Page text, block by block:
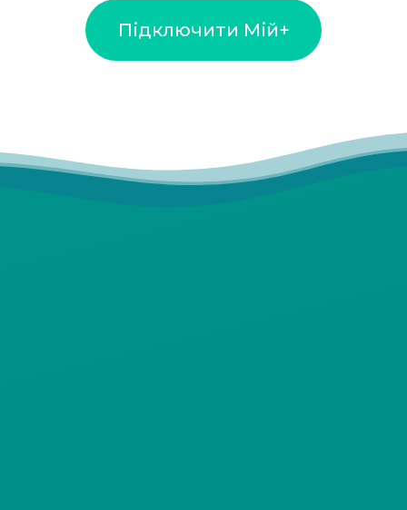
Підключити Мій+